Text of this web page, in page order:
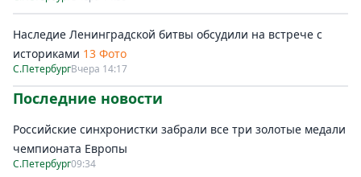
Наследие Ленинградской битвы обсудили на встрече с
историками 13 Фото
С.ПетербургВчера 14:17
Последние новости
Российские синхронистки забрали все три золотые медали
чемпионата Европы
С.Петербург09:34